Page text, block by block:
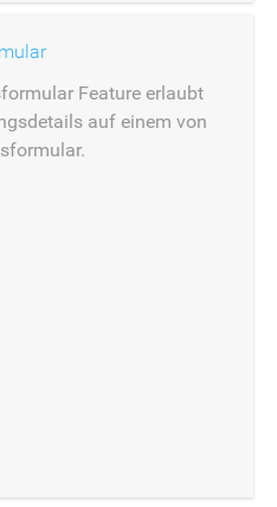
Feature erlaubt
auf einem von